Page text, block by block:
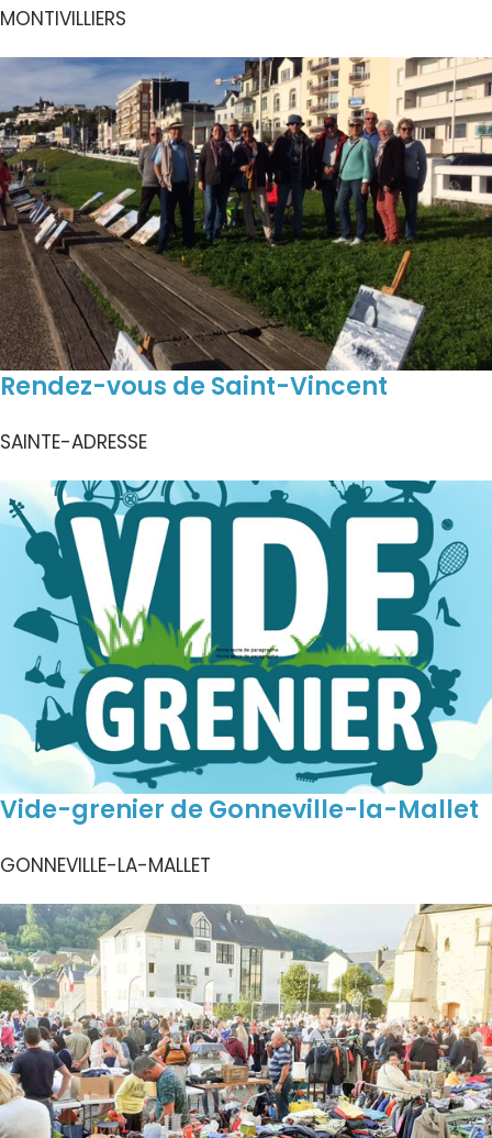
MONTIVILLIERS
Rendez-vous de Saint-Vincent
SAINTE-ADRESSE
Vide-grenier de Gonneville-la-Mallet
GONNEVILLE-LA-MALLET